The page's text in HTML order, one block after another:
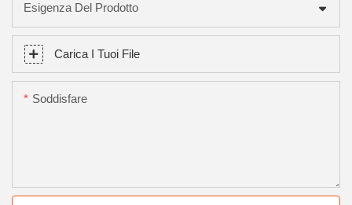
Esigenza Del Prodotto
Carica I Tuoi File
Soddisfare